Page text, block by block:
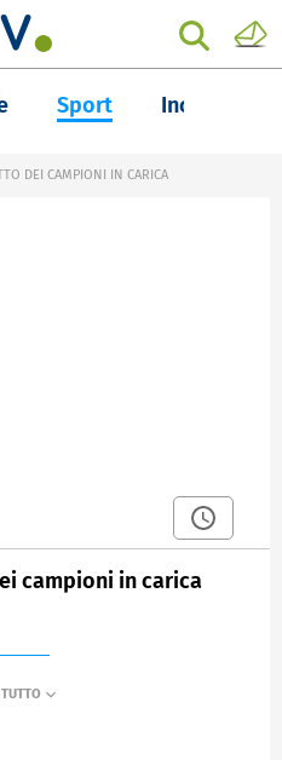
Sport Inchieste
DEI CAMPIONI IN CARICA
campioni in carica